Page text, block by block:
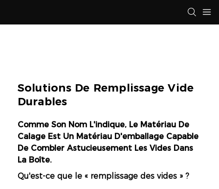
Solutions De Remplissage Vide
Durables
Comme Son Nom L'indique, Le Matériau De
Calage Est Un Matériau D'emballage Capable
De Combler Astucieusement Les Vides Dans
La Boîte.
Qu'est-ce que le « remplissage des vides » ?